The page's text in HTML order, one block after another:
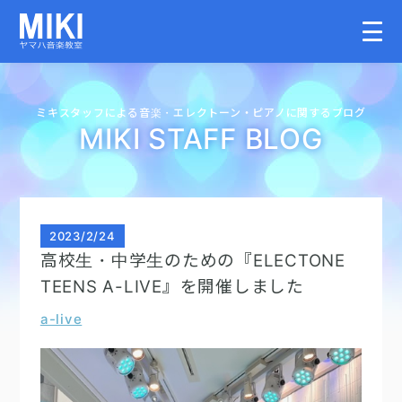
HOME
大人のコース
講師募集情報
イベント情報
ミキスタッフによる音楽・エレクトーン・ ピアノに関するブログ
MIKI STAFF BLOG
2023/2/24
高校生・中学生のための『ELECTONE
TEENS A-LIVE』を開催しました
a-live